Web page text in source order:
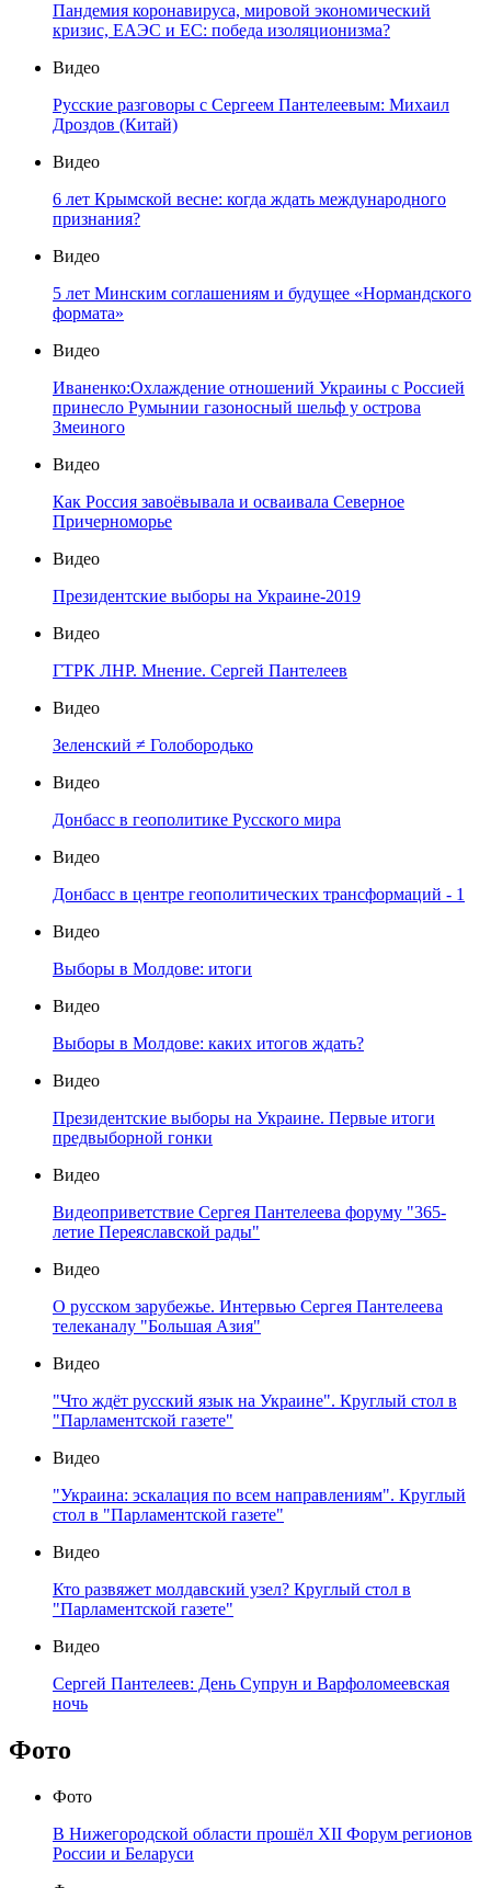
Пандемия коронавируса, мировой экономический
кризис, ЕАЭС и ЕС: победа изоляционизма?
Видео
Русские разговоры с Сергеем Пантелеевым: Михаил
Дроздов (Китай)
Видео
6 лет Крымской весне: когда ждать международного
признания?
Видео
5 лет Минским соглашениям и будущее «Нормандского
формата»
Видео
Иваненко:Охлаждение отношений Украины с Россией
принесло Румынии газоносный шельф у острова
Змеиного
Видео
Как Россия завоёвывала и осваивала Северное
Причерноморье
Видео
Президентские выборы на Украине-2019
Видео
ГТРК ЛНР. Мнение. Сергей Пантелеев
Видео
Зеленский ≠ Голобородько
Видео
Донбасс в геополитике Русского мира
Видео
Донбасс в центре геополитических трансформаций - 1
Видео
Выборы в Молдове: итоги
Видео
Выборы в Молдове: каких итогов ждать?
Видео
Президентские выборы на Украине. Первые итоги
предвыборной гонки
Видео
Видеоприветствие Сергея Пантелеева форуму "365-
летие Переяславской рады"
Видео
О русском зарубежье. Интервью Сергея Пантелеева
телеканалу "Большая Азия"
Видео
"Что ждёт русский язык на Украине". Круглый стол в
"Парламентской газете"
Видео
"Украина: эскалация по всем направлениям". Круглый
стол в "Парламентской газете"
Видео
Кто развяжет молдавский узел? Круглый стол в
"Парламентской газете"
Видео
Сергей Пантелеев: День Супрун и Варфоломеевская
ночь
Фото
Фото
В Нижегородской области прошёл XII Форум регионов
России и Беларуси